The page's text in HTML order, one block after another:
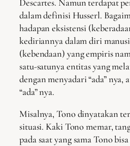
Descartes. Namun terdapat
dalam definisi Husserl.
hadapan eksistensi
kediriannya dalam diri
(kebendaan) yang empiris
satu-satunya entitas yang
dengan menyadari “ada” nya,
“ada” nya.
Misalnya, Tono dinyatakan
situasi. Kaki Tono memar,
pada saat yang sama Tono